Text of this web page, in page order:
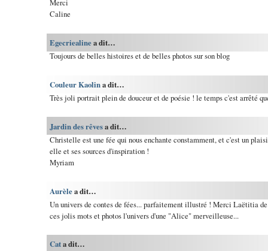
Merci
Caline
Egecriealinea dit…
Toujours de belles histoires et de belles photos sur son blog
Couleur Kaolina dit…
Très joli portrait plein de douceur et de poésie ! le temps c'est arrêté
Jardin des rêvesa dit…
Christelle est une fée qui nous enchante constamment, et c'est un
elle et ses sources d'inspiration !
Myriam
Aurèlea dit…
Un univers de contes de fées... parfaitement illustré ! Merci Laëtitia
ces jolis mots et photos l'univers d'une "Alice" merveilleuse...
Cata dit…